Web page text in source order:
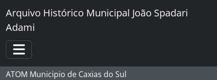
Skip to main content
Arquivo Histórico Municipal João Spadari
Adami
Toggle navigation
ATOM Municipio de Caxias do Sul